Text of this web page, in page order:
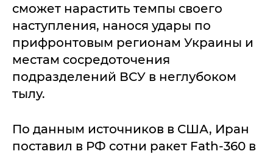
сможет нарастить темпы своего
наступления, нанося удары по
прифронтовым регионам Украины и
местам сосредоточения
подразделений ВСУ в неглубоком
тылу.
По данным источников в США, Иран
поставил в РФ сотни ракет Fath-360 в